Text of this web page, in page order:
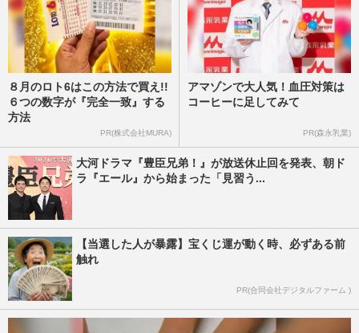
８月のロト6はこの方法で買え!!
６つの数字が『完全一致』する
方法
PR(株式会社MURA)
アマゾンで大人気！血圧対策は
コーヒーに足してみて
PR(森永乳業)
大河ドラマ『豊臣兄弟！』が放送休止回を発表、朝ド
ラ『エール』から始まった「見習う...
【当選した人が暴露】宝くじ運が動く時、必ずある前
触れ
PR(合同会社デジタルファーム )